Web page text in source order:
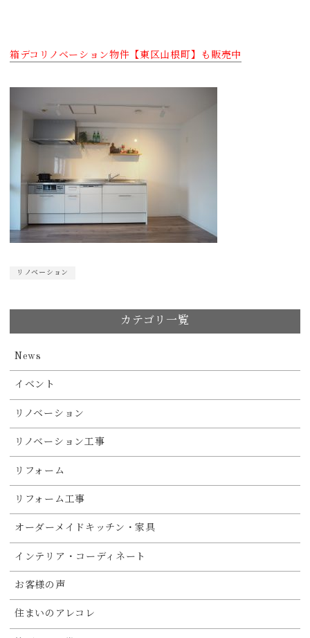
箱デコリノベーション物件【東区山根町】も販売中
リノベーション
カテゴリ一覧
News
イベント
リノベーション
リノベーション工事
リフォーム
リフォーム工事
オーダーメイドキッチン・家具
インテリア・コーディネート
お客様の声
住まいのアレコレ